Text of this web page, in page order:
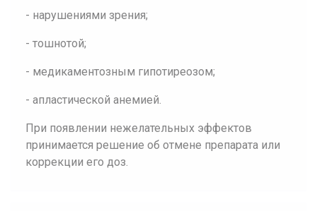
- нарушениями зрения;
- тошнотой;
- медикаментозным гипотиреозом;
- апластической анемией.
При появлении нежелательных эффектов
принимается решение об отмене препарата или
коррекции его доз.